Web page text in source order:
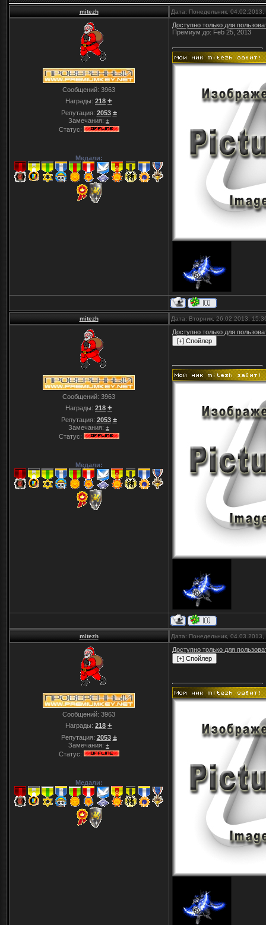
mitezh Дата: Понедельник,
Сообщений: 3963
Награды: 218 +
Репутация: 2053 ±
Замечания: ±
Статус:
Медали:
Доступно только для
Премиум до: Feb 25, 2013
mitezh Дата: Вторник, 26.02.2013,
Сообщений: 3963
Награды: 218 +
Репутация: 2053 ±
Замечания: ±
Статус:
Медали:
Доступно только для
mitezh Дата: Понедельник,
Сообщений: 3963
Награды: 218 +
Репутация: 2053 ±
Замечания: ±
Статус:
Медали:
Доступно только для